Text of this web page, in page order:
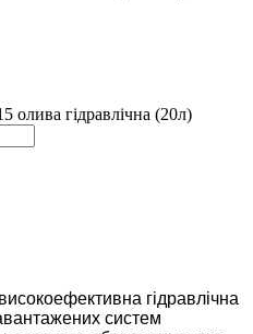
гідравлічна (20л)
гідравлічна
систем